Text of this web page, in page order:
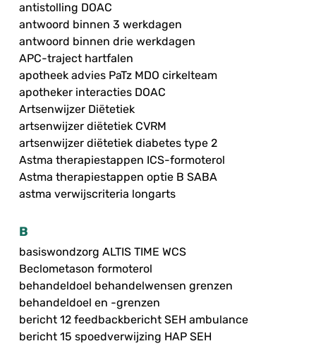
antistolling DOAC
antwoord binnen 3 werkdagen
antwoord binnen drie werkdagen
APC-traject hartfalen
apotheek advies PaTz MDO cirkelteam
apotheker interacties DOAC
Artsenwijzer Diëtetiek
artsenwijzer diëtetiek CVRM
artsenwijzer diëtetiek diabetes type 2
Astma therapiestappen ICS-formoterol
Astma therapiestappen optie B SABA
astma verwijscriteria longarts
B
basiswondzorg ALTIS TIME WCS
Beclometason formoterol
behandeldoel behandelwensen grenzen
behandeldoel en -grenzen
bericht 12 feedbackbericht SEH ambulance
bericht 15 spoedverwijzing HAP SEH